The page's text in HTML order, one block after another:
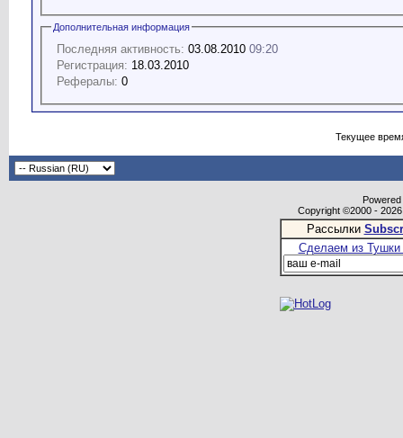
Дополнительная информация
Последняя активность: 03.08.2010 09:20
Регистрация: 18.03.2010
Рефералы: 0
Текущее
Copyright ©2000 -
Рассылки
Сделаем из Тушки